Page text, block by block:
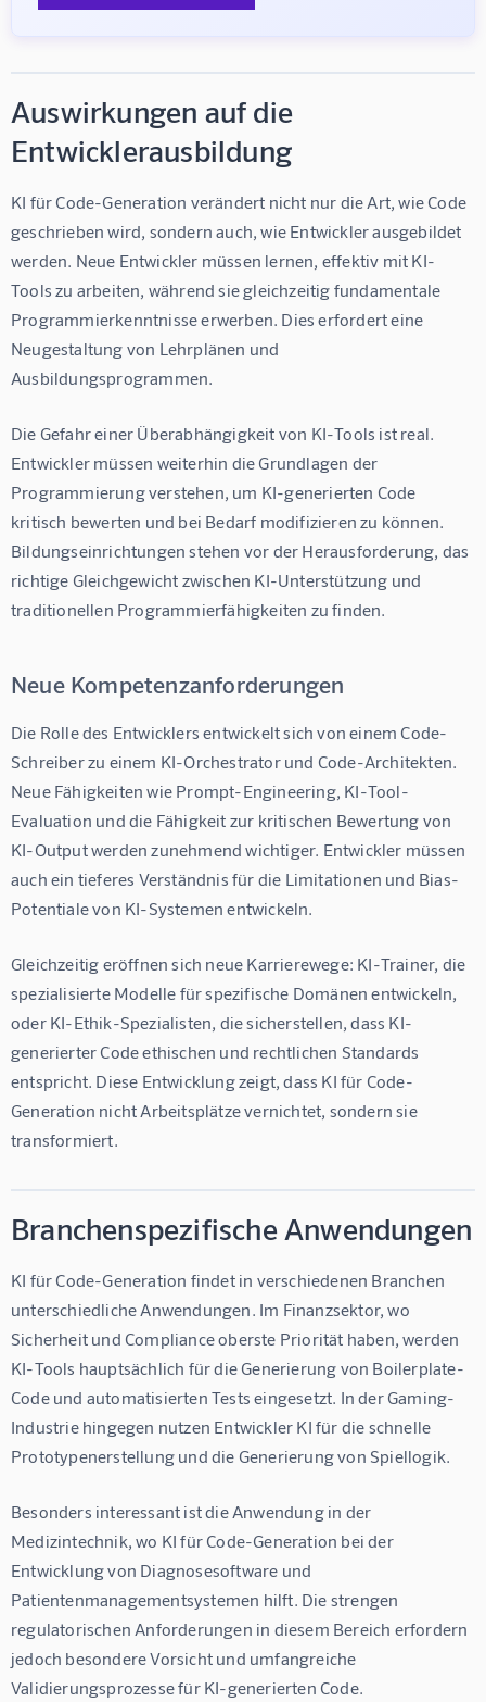
Auswirkungen auf die
Entwicklerausbildung
KI für Code-Generation verändert nicht nur die Art, wie Code
geschrieben wird, sondern auch, wie Entwickler ausgebildet
werden. Neue Entwickler müssen lernen, effektiv mit KI-
Tools zu arbeiten, während sie gleichzeitig fundamentale
Programmierkenntnisse erwerben. Dies erfordert eine
Neugestaltung von Lehrplänen und
Ausbildungsprogrammen.
Die Gefahr einer Überabhängigkeit von KI-Tools ist real.
Entwickler müssen weiterhin die Grundlagen der
Programmierung verstehen, um KI-generierten Code
kritisch bewerten und bei Bedarf modifizieren zu können.
Bildungseinrichtungen stehen vor der Herausforderung, das
richtige Gleichgewicht zwischen KI-Unterstützung und
traditionellen Programmierfähigkeiten zu finden.
Neue Kompetenzanforderungen
Die Rolle des Entwicklers entwickelt sich von einem Code-
Schreiber zu einem KI-Orchestrator und Code-Architekten.
Neue Fähigkeiten wie Prompt-Engineering, KI-Tool-
Evaluation und die Fähigkeit zur kritischen Bewertung von
KI-Output werden zunehmend wichtiger. Entwickler müssen
auch ein tieferes Verständnis für die Limitationen und Bias-
Potentiale von KI-Systemen entwickeln.
Gleichzeitig eröffnen sich neue Karrierewege: KI-Trainer, die
spezialisierte Modelle für spezifische Domänen entwickeln,
oder KI-Ethik-Spezialisten, die sicherstellen, dass KI-
generierter Code ethischen und rechtlichen Standards
entspricht. Diese Entwicklung zeigt, dass KI für Code-
Generation nicht Arbeitsplätze vernichtet, sondern sie
transformiert.
Branchenspezifische Anwendungen
KI für Code-Generation findet in verschiedenen Branchen
unterschiedliche Anwendungen. Im Finanzsektor, wo
Sicherheit und Compliance oberste Priorität haben, werden
KI-Tools hauptsächlich für die Generierung von Boilerplate-
Code und automatisierten Tests eingesetzt. In der Gaming-
Industrie hingegen nutzen Entwickler KI für die schnelle
Prototypenerstellung und die Generierung von Spiellogik.
Besonders interessant ist die Anwendung in der
Medizintechnik, wo KI für Code-Generation bei der
Entwicklung von Diagnosesoftware und
Patientenmanagementsystemen hilft. Die strengen
regulatorischen Anforderungen in diesem Bereich erfordern
jedoch besondere Vorsicht und umfangreiche
Validierungsprozesse für KI-generierten Code.